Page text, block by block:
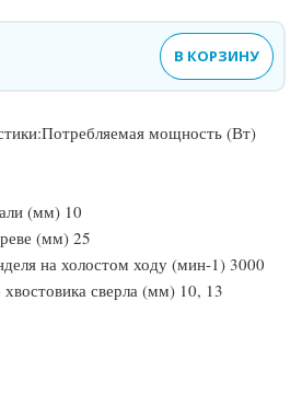
В КОРЗИНУ
мощность (Вт)
(мм) 10
(мм) 25
на холостом ходу (мин-1) 3000
сверла (мм) 10, 13